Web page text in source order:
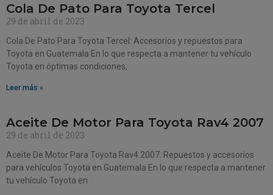
Cola De Pato Para Toyota Tercel
29 de abril de 2023
Cola De Pato Para Toyota Tercel: Accesorios y repuestos para
Toyota en Guatemala En lo que respecta a mantener tu vehículo
Toyota en óptimas condiciones,
Leer más »
Aceite De Motor Para Toyota Rav4 2007
29 de abril de 2023
Aceite De Motor Para Toyota Rav4 2007: Repuestos y accesorios
para vehículos Toyota en Guatemala En lo que respecta a mantener
tu vehículo Toyota en